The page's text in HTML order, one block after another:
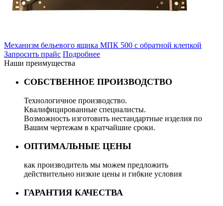
Механизм бельевого ящика МПК 500 с обратной клепкой
Запросить прайс Подробнее
Наши преимущества
СОБСТВЕННОЕ ПРОИЗВОДСТВО
Технологичное производство.
Квалифицированные специалисты.
Возможность изготовить нестандартные изделия по
Вашим чертежам в кратчайшие сроки.
ОПТИМАЛЬНЫЕ ЦЕНЫ
как производитель мы можем предложить
действительно низкие цены и гибкие условия
ГАРАНТИЯ КАЧЕСТВА